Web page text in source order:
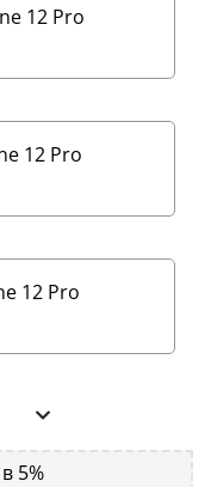
12 Pro
12 Pro
12 Pro
5%